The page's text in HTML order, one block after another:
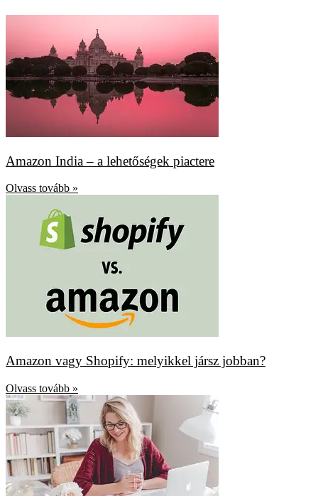
Amazon India – a lehetőségek piactere
Olvass tovább »
Amazon vagy Shopify: melyikkel jársz jobban?
Olvass tovább »